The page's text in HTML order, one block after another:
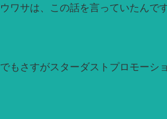
ウワサは、この話を言っていたんです
でもさすがスターダストプロモーシ